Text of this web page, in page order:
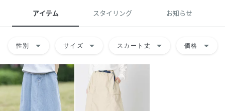
アイテム スタイリング お知らせ
性別 arrow_drop_down サイズ arrow_drop_down スカート丈 arrow_drop_down 価格 arrow_drop_down